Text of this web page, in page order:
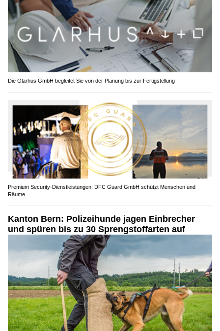
Die Glarhus GmbH begleitet Sie von der Planung bis zur Fertigstellung
Premium Security-Dienstleistungen: DFC Guard GmbH schützt Menschen und
Räume
Kanton Bern: Polizeihunde jagen Einbrecher
und spüren bis zu 30 Sprengstoffarten auf